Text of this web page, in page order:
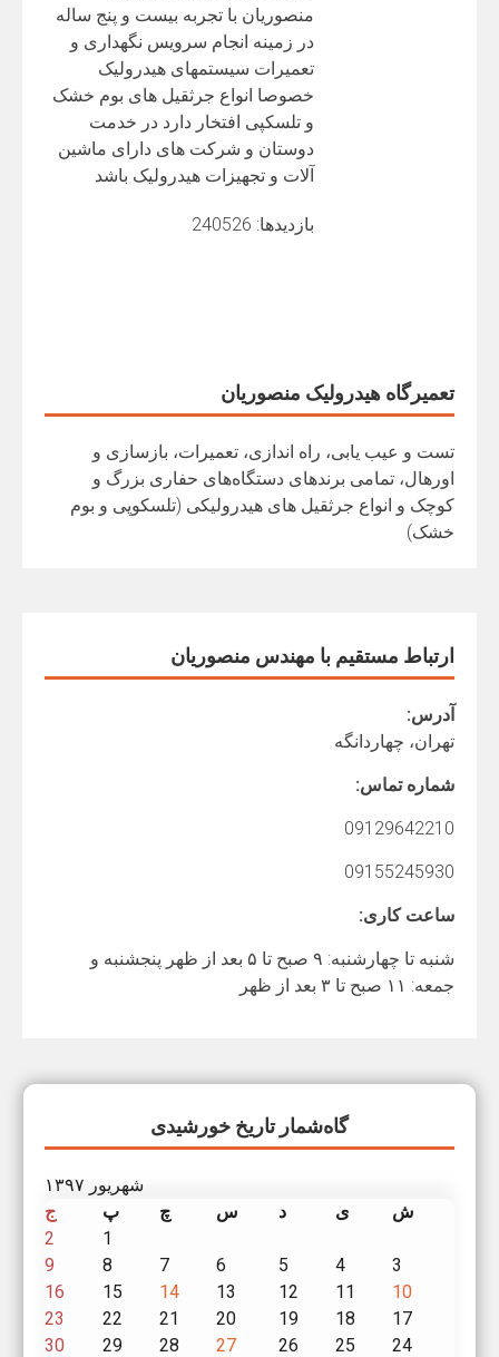
منصوریان با تجربه بیست و پنج ساله
در زمینه انجام سرویس نگهداری و
تعمیرات سیستمهای هیدرولیک
خصوصا انواع جرثقیل های بوم خشک
و تلسکپی افتخار دارد در خدمت
دوستان و شرکت های دارای ماشین
آلات و تجهیزات هیدرولیک باشد
بازدیدها: 240526
تعمیرگاه هیدرولیک منصوریان
تست و عیب یابی، راه اندازی، تعمیرات، بازسازی و
اورهال، تمامی برندهای دستگاه‌های حفاری بزرگ و
کوچک و انواع جرثقیل های هیدرولیکی (تلسکوپی و بوم
خشک)
ارتباط مستقیم با مهندس منصوریان
آدرس:
تهران، چهاردانگه
شماره تماس:
09129642210
09155245930
ساعت کاری:
شنبه تا چهارشنبه: ۹ صبح تا ۵ بعد از ظهر پنجشنبه و
جمعه: ۱۱ صبح تا ۳ بعد از ظهر
گاه‌شمار تاریخ خورشیدی
شهریور ۱۳۹۷
ش
ی د س چ پ ج
1
2
3
4
5
6
7
8
9
10
11
12
13
14
15
16
17
18
19
20
21
22
23
24
25
26
27
28
29
30